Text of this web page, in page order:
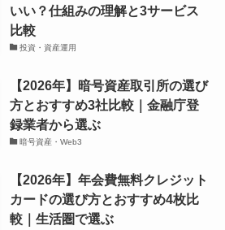
いい？仕組みの理解と3サービス
比較
投資・資産運用
【2026年】暗号資産取引所の選び
方とおすすめ3社比較｜金融庁登
録業者から選ぶ
暗号資産・Web3
【2026年】年会費無料クレジット
カードの選び方とおすすめ4枚比
較｜生活圏で選ぶ